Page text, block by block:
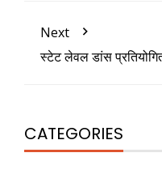
Next
स्टेट लेवल डांस
CATEGORIES